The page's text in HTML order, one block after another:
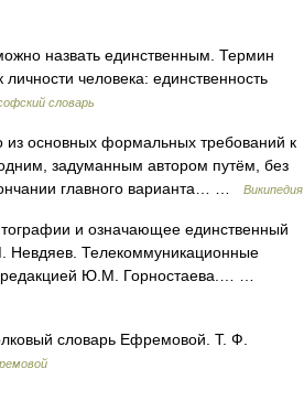
назвать единственным. Термин
человека: единственность
словарь
основных формальных требований к
задуманным автором путём, без
главного варианта… …
Википедия
и означающее единственный
Невдяев. Телекоммуникационные
редакцией Ю.М. Горностаева.… …
словарь Ефремовой. Т. Ф.